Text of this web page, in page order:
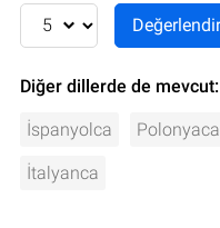
Diğer dillerde de mevcut:
İspanyolca Polonyaca
İtalyanca